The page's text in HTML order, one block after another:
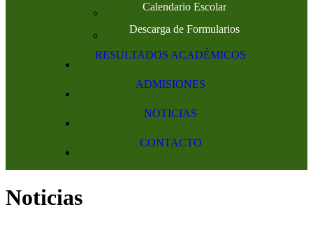
Calendario Escolar
Descarga de Formularios
RESULTADOS ACADÉMICOS
ADMISIONES
NOTICIAS
CONTACTO
Noticias